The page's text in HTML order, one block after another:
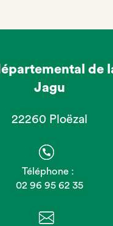
de
Jagu
22260 Ploëzal
Téléphone :
02 96 95 62 35